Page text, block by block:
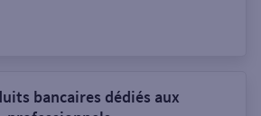
bancaires dédiés aux